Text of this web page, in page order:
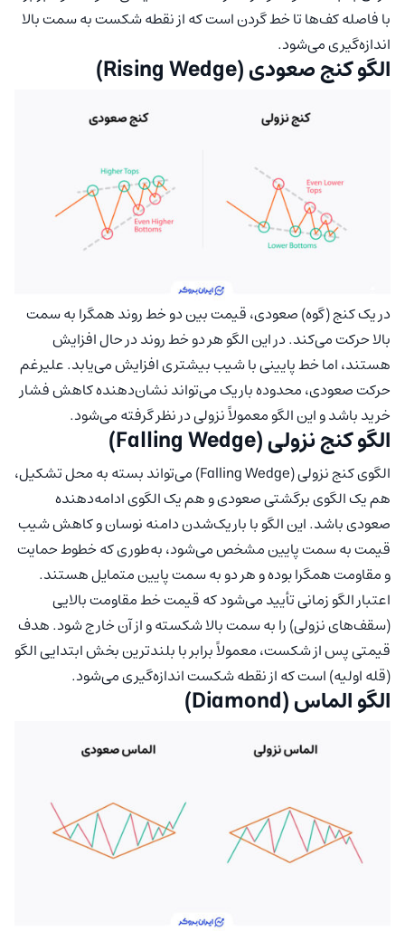
با فاصله کف‌ها تا خط گردن است که از نقطه شکست به سمت بالا
اندازه‌گیری می‌شود.
الگو کنج صعودی (Rising Wedge)
در یک کنج (گوه) صعودی، قیمت بین دو خط روند همگرا به سمت
بالا حرکت می‌کند. در این الگو هر دو خط روند در حال افزایش
هستند، اما خط پایینی با شیب بیشتری افزایش می‌یابد. علیرغم
حرکت صعودی، محدوده باریک می‌تواند نشان‌دهنده کاهش فشار
خرید باشد و این الگو معمولاً نزولی در نظر گرفته می‌شود.
الگو کنج نزولی (Falling Wedge)
الگوی کنج نزولی (Falling Wedge) می‌تواند بسته به محل تشکیل،
هم یک الگوی برگشتی صعودی و هم یک الگوی ادامه‌دهنده
صعودی باشد. این الگو با باریک‌شدن دامنه نوسان و کاهش شیب
قیمت به سمت پایین مشخص می‌شود، به‌طوری که خطوط حمایت
و مقاومت همگرا بوده و هر دو به سمت پایین متمایل هستند.
اعتبار الگو زمانی تأیید می‌شود که قیمت خط مقاومت بالایی
(سقف‌های نزولی) را به سمت بالا شکسته و از آن خارج شود. هدف
قیمتی پس از شکست، معمولاً برابر با بلندترین بخش ابتدایی الگو
(قله اولیه) است که از نقطه شکست اندازه‌گیری می‌شود.
الگو الماس (Diamond)